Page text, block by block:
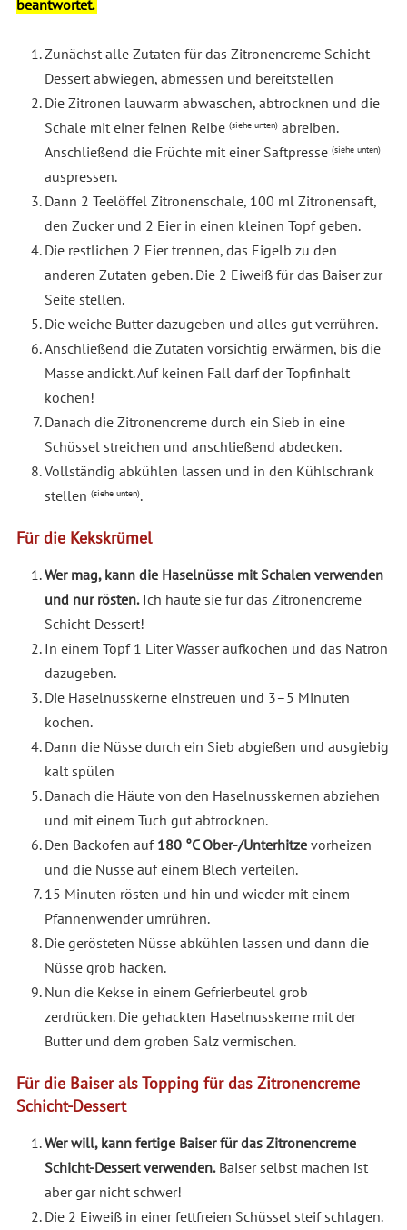
beantwortet.
Zunächst alle Zutaten für das Zitronencreme Schicht-
Dessert abwiegen, abmessen und bereitstellen
Die Zitronen lauwarm abwaschen, abtrocknen und die
Schale mit einer feinen Reibe (siehe unten)abreiben.
Anschließend die Früchte mit einer Saftpresse (siehe unten)
auspressen.
Dann 2 Teelöffel Zitronenschale, 100 ml Zitronensaft,
den Zucker und 2 Eier in einen kleinen Topf geben.
Die restlichen 2 Eier trennen, das Eigelb zu den
anderen Zutaten geben. Die 2 Eiweiß für das Baiser zur
Seite stellen.
Die weiche Butter dazugeben und alles gut verrühren.
Anschließend die Zutaten vorsichtig erwärmen, bis die
Masse andickt. Auf keinen Fall darf der Topfinhalt
kochen!
Danach die Zitronencreme durch ein Sieb in eine
Schüssel streichen und anschließend abdecken.
Vollständig abkühlen lassen und in den Kühlschrank
stellen (siehe unten).
Für die Kekskrümel
Wer mag, kann die Haselnüsse mit Schalen verwenden
und nur rösten.Ich häute sie für das Zitronencreme
Schicht-Dessert!
In einem Topf 1 Liter Wasser aufkochen und das Natron
dazugeben.
Die Haselnusskerne einstreuen und 3–5 Minuten
kochen.
Dann die Nüsse durch ein Sieb abgießen und ausgiebig
kalt spülen
Danach die Häute von den Haselnusskernen abziehen
und mit einem Tuch gut abtrocknen.
Den Backofen auf 180 °C Ober-/Unterhitzevorheizen
und die Nüsse auf einem Blech verteilen.
15 Minuten rösten und hin und wieder mit einem
Pfannenwender umrühren.
Die gerösteten Nüsse abkühlen lassen und dann die
Nüsse grob hacken.
Nun die Kekse in einem Gefrierbeutel grob
zerdrücken. Die gehackten Haselnusskerne mit der
Butter und dem groben Salz vermischen.
Für die Baiser als Topping für das Zitronencreme
Schicht-Dessert
Wer will, kann fertige Baiser für das Zitronencreme
Schicht-Dessert verwenden.Baiser selbst machen ist
aber gar nicht schwer!
Die 2 Eiweiß in einer fettfreien Schüssel steif schlagen.